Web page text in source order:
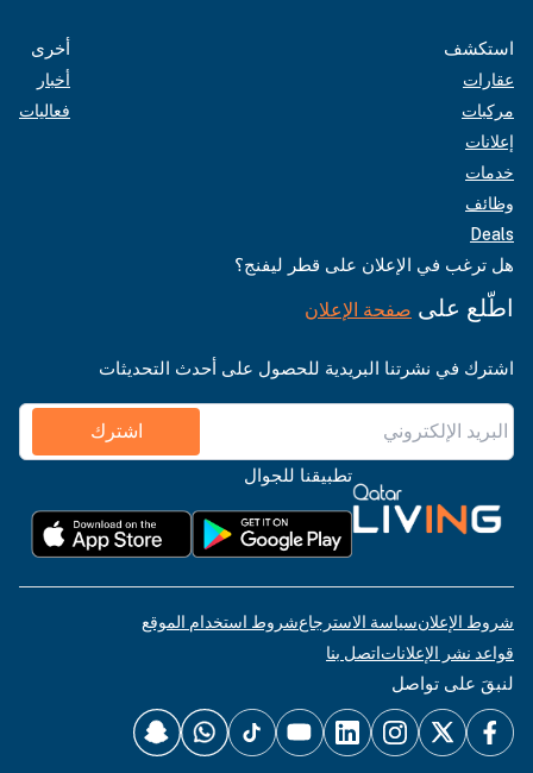
استكشف
عقارات
مركبات
إعلانات
خدمات
وظائف
Deals
أخرى
أخبار
فعاليات
هل ترغب في الإعلان على قطر ليفنج؟
اطّلع على صفحة الإعلان
اشترك في نشرتنا البريدية للحصول على أحدث التحديثات
اشترك
تطبيقنا للجوال
شروط الإعلانسياسة الاسترجاعشروط استخدام الموقع
قواعد نشر الإعلاناتاتصل بنا
لنبقَ على تواصل